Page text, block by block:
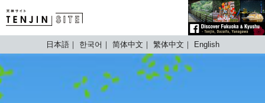
TENJIN SITE
日本語 한국어 简体中文 繁体中文 English